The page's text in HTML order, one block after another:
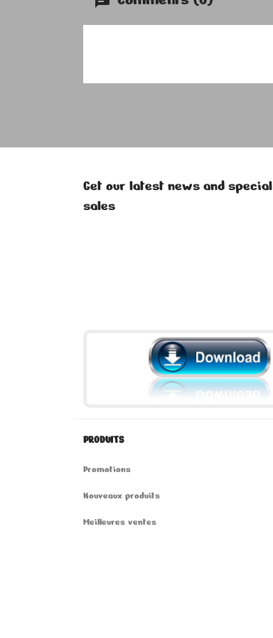
Get our latest news and special
sales
PRODUITS
Promotions
Nouveaux produits
Meilleures ventes